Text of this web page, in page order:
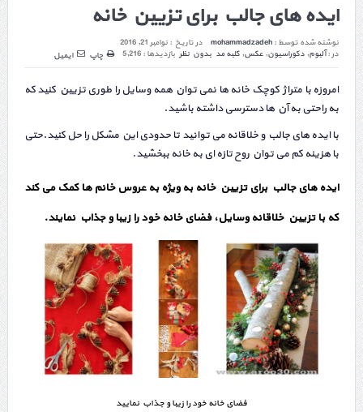
ایده های جالب برای تزیین خانه
نوشته شده توسط : mohammadzadeh در تاریخ : نوامبر 21, 2016
در :آلبوم, دکوراسیون, عکس, کلبه مد بدون نظر بازدیدها : 5,216 چاپ ایمیل
امروزه با متراژ کوچک خانه ها نمی توان همه وسایل را طوری تزیین کنید که
به راحتی به آن ها دسترسی داشته باشید.
با ایده های جالب و خلاقانه می توانید تا حدودی این مشکل را حل کنید.حتی
با هزینه کم می توان روح تازه ای به خانه ببخشید.
ایده های جالب برای تزیین خانه به ویژه به عروس خانم ها کمک می کند
که با تزیین خلاقانه وسایل، فضای خانه خود را زیبا و جذاب نمایند.
فضای خانه خود را زیبا و جذاب نمایید